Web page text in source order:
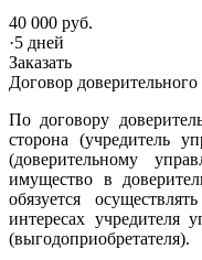
40 000 руб.
·5 дней
Заказать
Договор
По договору
сторона (учредитель
(доверительному
имущество в
обязуется
интересах учредителя
(выгодоприобретателя).